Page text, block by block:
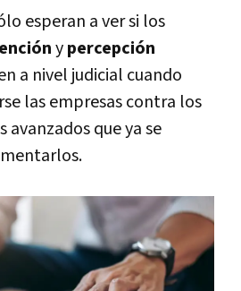
esperan a ver si los
ypercepción
a nivel judicial cuando
las empresas contra los
que ya se